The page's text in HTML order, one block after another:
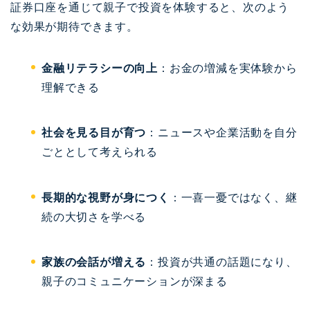
証券口座を通じて親子で投資を体験すると、次のよう
な効果が期待できます。
金融リテラシーの向上 ：お金の増減を実体験から
理解できる
社会を見る目が育つ ：ニュースや企業活動を自分
ごととして考えられる
長期的な視野が身につく
：一喜一憂ではなく、継
続の大切さを学べる
家族の会話が増える ：投資が共通の話題になり、
親子のコミュニケーションが深まる